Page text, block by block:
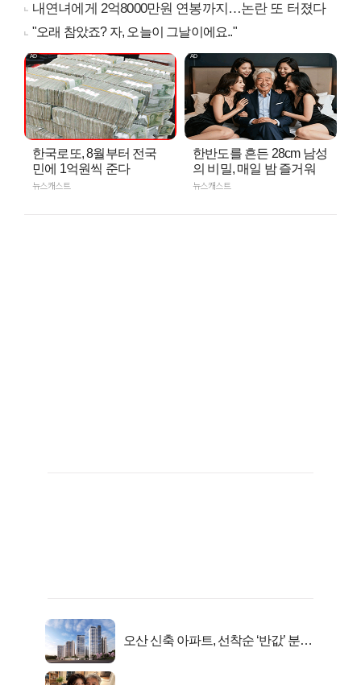
내연녀에게 2억8000만원 연봉까지…논란 또 터졌다
"오래 참았죠? 자, 오늘이 그날이에요.."
한국로또, 8월부터 전국
민에 1억원씩 준다
뉴스캐스트
한반도를 흔든 28cm 남성
의 비밀, 매일 밤 즐거워
뉴스캐스트
오산 신축 아파트, 선착순 ‘반값’ 분양